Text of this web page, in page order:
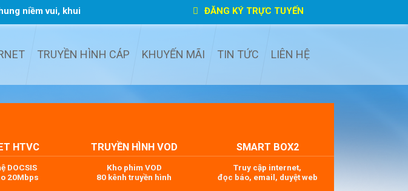
niềm vui, khui ĐĂNG KÝ TRỰC TUYẾN
TRUYỀN HÌNH CÁP KHUYẾN MÃI TIN TỨC LIÊN HỆ
HTVC
DOCSIS
20Mbps
TRUYỀN HÌNH VOD
Kho phim VOD
80 kênh truyền hình
SMART BOX2
Truy cập internet,
đọc báo, email, duyệt web